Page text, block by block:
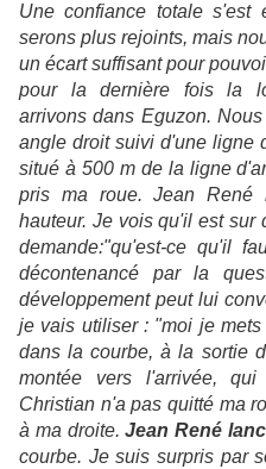
Une confiance totale s'est
serons plus rejoints, mais
un écart suffisant pour
pour la dernière fois la
arrivons dans Eguzon.
angle droit suivi d'une ligne
situé à 500 m de la ligne
pris ma roue. Jean René
hauteur. Je vois qu'il est sur
demande:"qu'est-ce qu'il
décontenancé par la
développement peut lui
je vais utiliser : "moi je
dans la courbe, à la sortie
montée vers l'arrivée,
Christian n'a pas quitté ma
à ma droite.Jean René
courbe. Je suis surpris par